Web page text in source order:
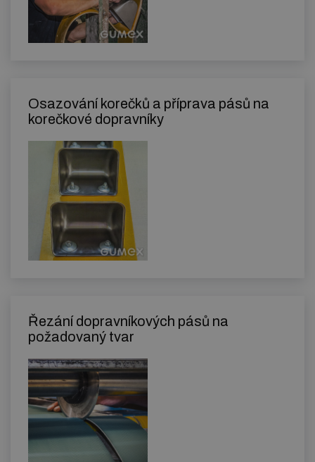
Osazování korečků a příprava pásů na
korečkové dopravníky
Řezání dopravníkových pásů na
požadovaný tvar